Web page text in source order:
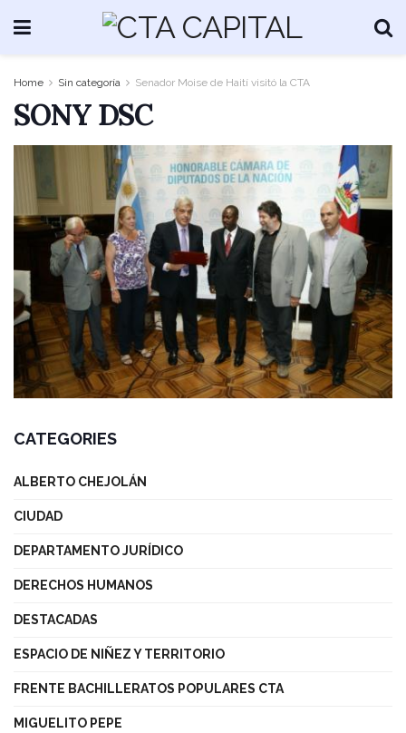
Home Sin categoría Senador Moise de Haití visitó la CTA
SONY DSC
CATEGORIES
ALBERTO CHEJOLÁN
CIUDAD
DEPARTAMENTO JURÍDICO
DERECHOS HUMANOS
DESTACADAS
ESPACIO DE NIÑEZ Y TERRITORIO
FRENTE BACHILLERATOS POPULARES CTA
MIGUELITO PEPE